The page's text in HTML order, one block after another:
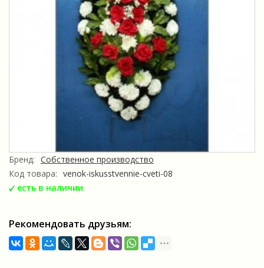
Бренд: Собственное производство
Код товара: venok-iskusstvennie-cveti-08
есть в наличии
Рекомендовать друзьям: